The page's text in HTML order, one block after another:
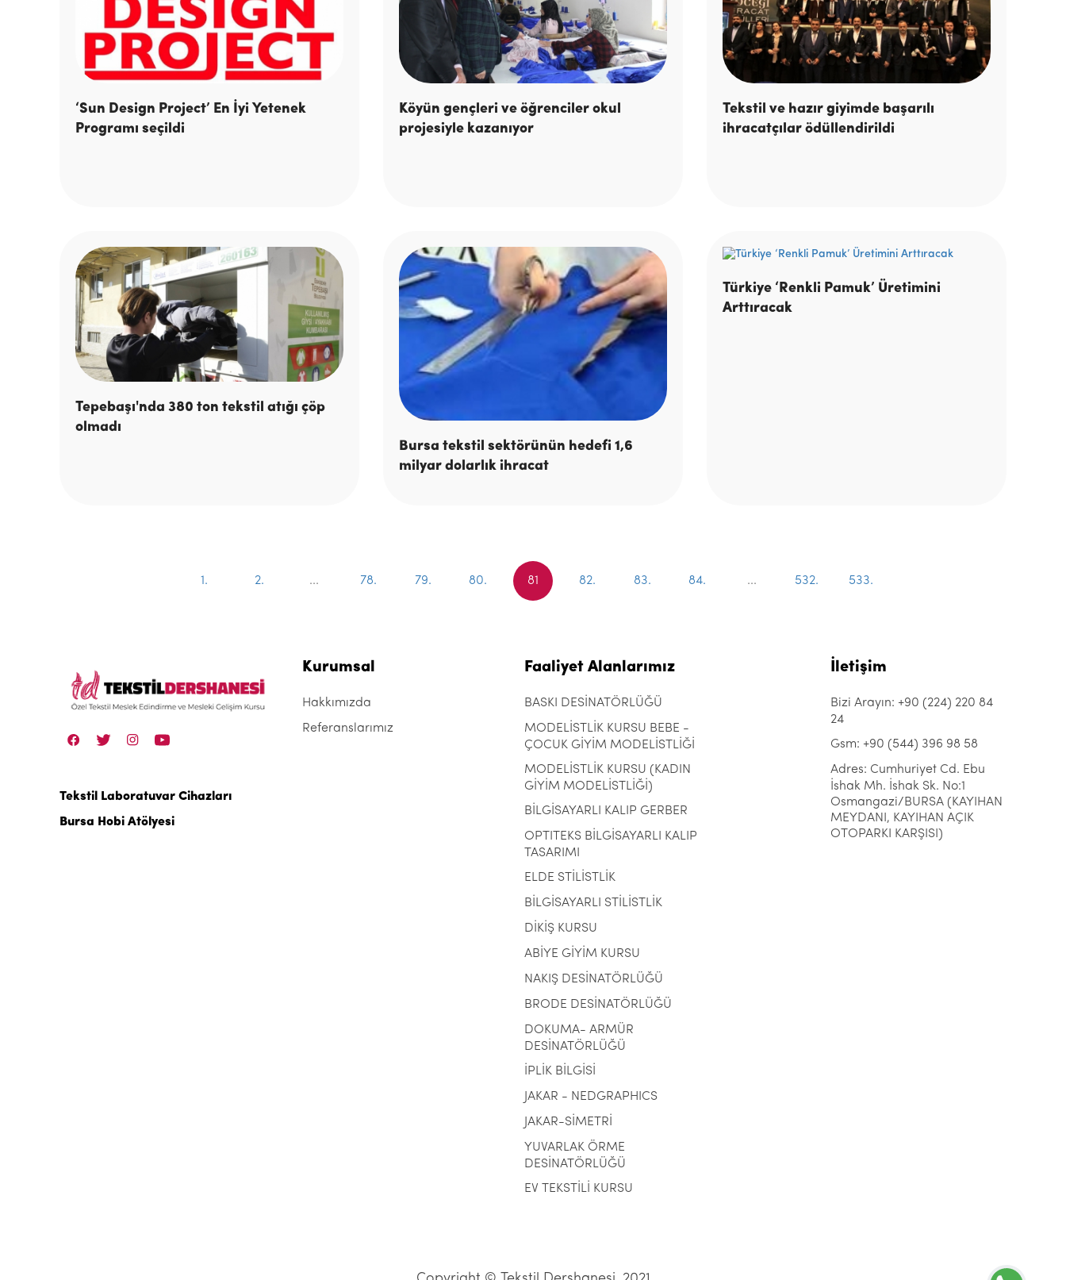
‘Sun Design Project’ En İyi Yetenek
Programı seçildi
Köyün gençleri ve öğrenciler okul
projesiyle kazanıyor
Tekstil ve hazır giyimde başarılı
ihracatçılar ödüllendirildi
Tepebaşı'nda 380 ton tekstil atığı çöp
olmadı
Bursa tekstil sektörünün hedefi 1,6
milyar dolarlık ihracat
Türkiye ‘Renkli Pamuk’ Üretimini
Arttıracak
1. 2. ... 78. 79. 80. 81 82. 83. 84. ... 532. 533.
Tekstil Laboratuvar Cihazları
Bursa Hobi Atölyesi
Kurumsal
Hakkımızda
Referanslarımız
Faaliyet Alanlarımız
BASKI DESİNATÖRLÜĞÜ
MODELİSTLİK KURSU BEBE -
ÇOCUK GİYİM MODELİSTLİĞİ
MODELİSTLİK KURSU (KADIN
GİYİM MODELİSTLİĞİ)
BİLGİSAYARLI KALIP GERBER
OPTITEKS BİLGİSAYARLI KALIP
TASARIMI
ELDE STİLİSTLİK
BİLGİSAYARLI STİLİSTLİK
DİKİŞ KURSU
ABİYE GİYİM KURSU
NAKIŞ DESİNATÖRLÜĞÜ
BRODE DESİNATÖRLÜĞÜ
DOKUMA- ARMÜR
DESİNATÖRLÜĞÜ
İPLİK BİLGİSİ
JAKAR - NEDGRAPHICS
JAKAR-SİMETRİ
YUVARLAK ÖRME
DESİNATÖRLÜĞÜ
EV TEKSTİLİ KURSU
İletişim
Bizi Arayın: +90 (224) 220 84
24
Gsm: +90 (544) 396 98 58
Adres: Cumhuriyet Cd. Ebu
İshak Mh. İshak Sk. No:1
Osmangazi/BURSA (KAYIHAN
MEYDANI, KAYIHAN AÇIK
OTOPARKI KARŞISI)